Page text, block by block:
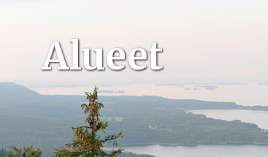
Alueet